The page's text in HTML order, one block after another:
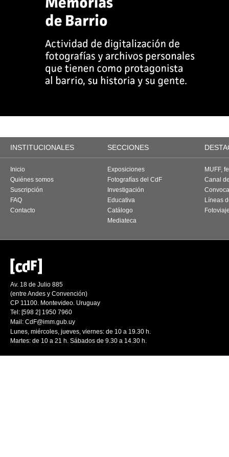
INSTITUCIONALES SECCIONES
Inicio
Quiénes somos
Suscripción
FAQ
Contacto
Exposiciones
Fotografías del CdF
Investigación
Educativa
Catálogo
Mediateca
MUFF,
Canal
Líneas
Av. 18 de Julio 885
(entre Andes y Convención)
CP 11100. Montevideo. Uruguay
Tel: [598 2] 1950 7960
Mail: CdF@imm.gub.uy
Lunes, miércoles, jueves, viernes: de 10 a 19.30 h.
Martes: de 10 a 21 h. Sábados de 9.30 a 14.30 h.